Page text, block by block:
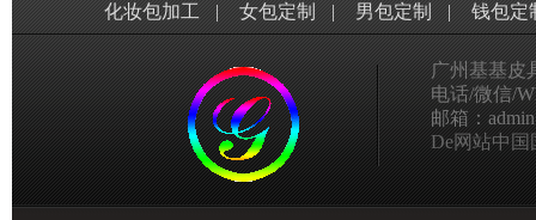
化妆包加工 | 女包定制 | 男包定制 | 钱包定
广州基基皮
电话/微信/
邮箱：
De网站中国